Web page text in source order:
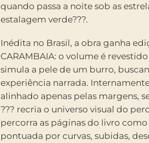
quando passa a noite sob as
estalagem verde???.
Inédita no Brasil, a obra ganha
CARAMBAIA: o volume é
simula a pele de um burro,
experiência narrada.
alinhado apenas pelas margens,
??? recria o universo visual do
percorra as páginas do livro
pontuada por curvas, subidas,